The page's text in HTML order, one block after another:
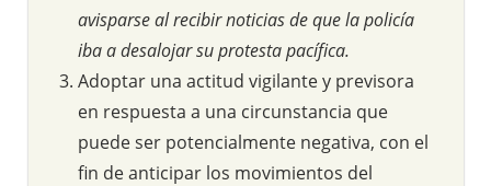
avisparse al recibir noticias de que la policía
iba a desalojar su protesta pacífica.
Adoptar una actitud vigilante y previsora
en respuesta a una circunstancia que
puede ser potencialmente negativa, con el
fin de anticipar los movimientos del